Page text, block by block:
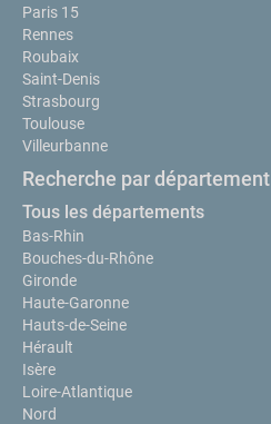
Paris 15
Rennes
Roubaix
Saint-Denis
Strasbourg
Toulouse
Villeurbanne
Recherche par département
Tous les départements
Bas-Rhin
Bouches-du-Rhône
Gironde
Haute-Garonne
Hauts-de-Seine
Hérault
Isère
Loire-Atlantique
Nord